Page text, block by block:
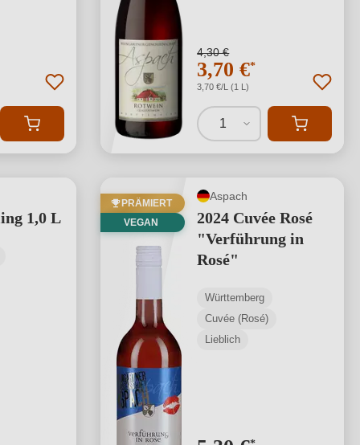
4,30 €
3,70 €*
3,70 €/L (1 L)
1
1,0 L
PRÄMIERT
VEGAN
Aspach
2024 Cuvée Rosé
"Verführung in
Rosé"
Württemberg
Cuvée (Rosé)
Lieblich